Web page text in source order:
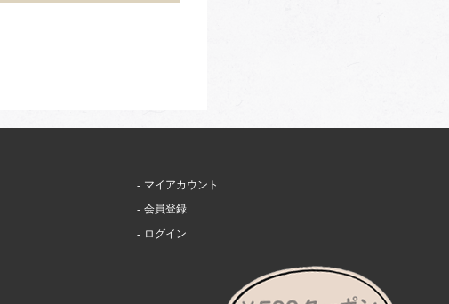
マイアカウント
会員登録
ログイン